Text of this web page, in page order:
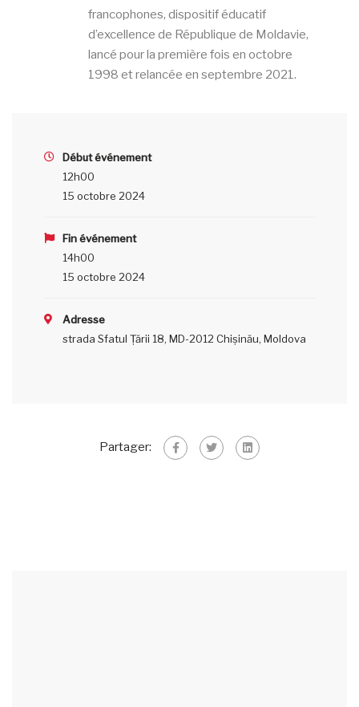
francophones, dispositif éducatif
d’excellence de République de Moldavie,
lancé pour la première fois en octobre
1998 et relancée en septembre 2021.
Début événement
12h00
15 octobre 2024
Fin événement
14h00
15 octobre 2024
Adresse
strada Sfatul Țării 18, MD-2012 Chișinău, Moldova
Partager: